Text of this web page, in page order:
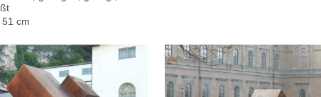
cm